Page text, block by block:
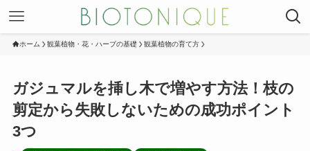
ホーム 観葉植物・花・ハーブの基礎 観葉植物の育て方
ガジュマルを挿し木で増やす方法！枝の
剪定から失敗しないための成功ポイント
3つ